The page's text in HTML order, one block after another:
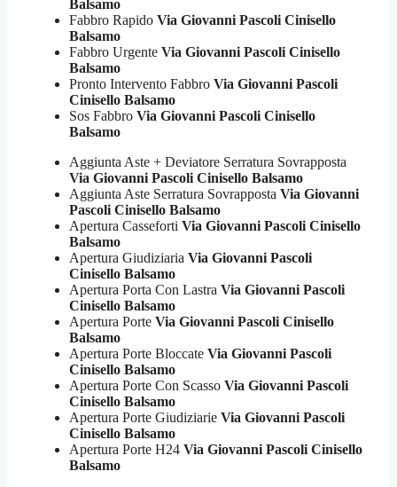
Balsamo
Fabbro Rapido Via Giovanni Pascoli Cinisello
Balsamo
Fabbro Urgente Via Giovanni Pascoli Cinisello
Balsamo
Pronto Intervento Fabbro Via Giovanni Pascoli
Cinisello Balsamo
Sos Fabbro Via Giovanni Pascoli Cinisello
Balsamo
Aggiunta Aste + Deviatore Serratura Sovrapposta
Via Giovanni Pascoli Cinisello Balsamo
Aggiunta Aste Serratura Sovrapposta Via Giovanni
Pascoli Cinisello Balsamo
Apertura Casseforti Via Giovanni Pascoli Cinisello
Balsamo
Apertura Giudiziaria Via Giovanni Pascoli
Cinisello Balsamo
Apertura Porta Con Lastra Via Giovanni Pascoli
Cinisello Balsamo
Apertura Porte Via Giovanni Pascoli Cinisello
Balsamo
Apertura Porte Bloccate Via Giovanni Pascoli
Cinisello Balsamo
Apertura Porte Con Scasso Via Giovanni Pascoli
Cinisello Balsamo
Apertura Porte Giudiziarie Via Giovanni Pascoli
Cinisello Balsamo
Apertura Porte H24 Via Giovanni Pascoli Cinisello
Balsamo